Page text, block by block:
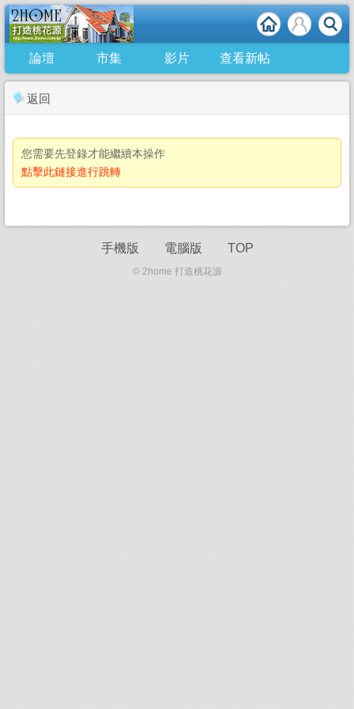
論壇 市集 影片 查看新帖
返回
您需要先登錄才能繼續本操作
點擊此鏈接進行跳轉
手機版 電腦版 TOP
© 2home 打造桃花源